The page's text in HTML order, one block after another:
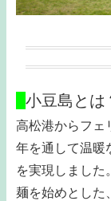
小豆島とは
高松港からフェ
年を通して温暖
を実現しました
麺を始めとした